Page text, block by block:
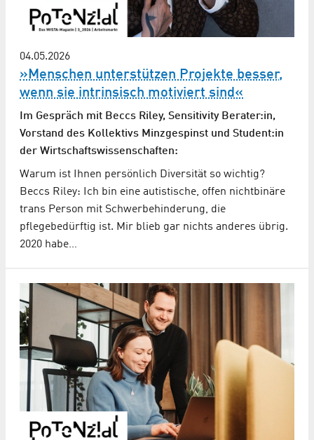
04.05.2026
»Menschen unterstützen Projekte besser,
wenn sie intrinsisch motiviert sind«
Im Gespräch mit Beccs Riley, Sensitivity Berater:in,
Vorstand des Kollektivs Minzgespinst und Student:in
der Wirtschafts­wissenschaften:
Warum ist Ihnen persönlich Diversität so wichtig?
Beccs Riley: Ich bin eine autistische, offen nichtbinäre
trans Person mit Schwerbehinderung, die
pflegebedürftig ist. Mir blieb gar nichts anderes übrig.
2020 habe…